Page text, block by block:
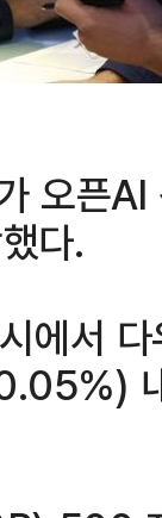
오픈
다.
에서